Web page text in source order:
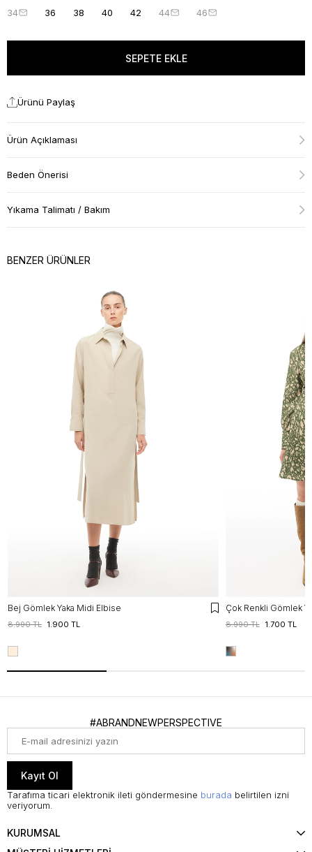
34 36 38 40 42 44 46
Ürünü Paylaş
Ürün Açıklaması
Beden Önerisi
Yıkama Talimatı / Bakım
BENZER ÜRÜNLER
Bej Gömlek Yaka Midi Elbise
1.900 TL
8.990 TL
Çok Renkli Gömlek
1.700 TL
8.990 TL
#ABRANDNEWPERSPECTIVE
Kayıt Ol
Tarafıma ticari elektronik ileti göndermesine burada belirtilen izni
veriyorum.
KURUMSAL